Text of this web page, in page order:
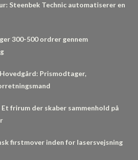
Steenbek Technic automatiserer en
300-500 ordrer gennem
Prismodtager,
frirum der skaber sammenhold på
firstmover inden for lasersvejsning